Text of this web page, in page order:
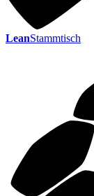
LeanStammtisch